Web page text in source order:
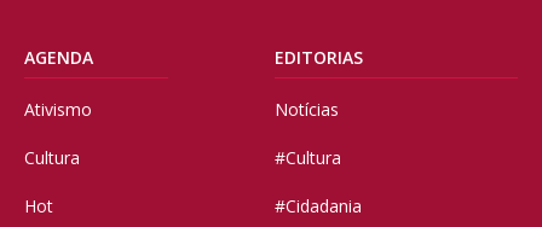
AGENDA
Ativismo
Cultura
Hot
EDITORIAS
Notícias
#Cultura
#Cidadania